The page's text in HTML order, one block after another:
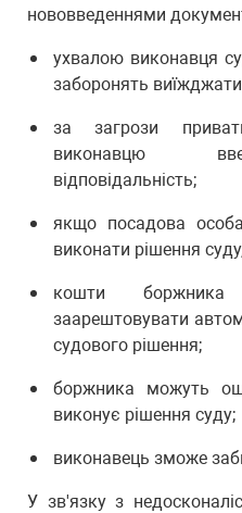
нововведеннями
ухвалою виконавця
заборонять
за загрози
виконавцю
відповідальність;
якщо посадова
виконати рішення
кошти
заарештовувати
судового рішення;
боржника можуть
виконує рішення суду;
виконавець зможе
У зв'язку з